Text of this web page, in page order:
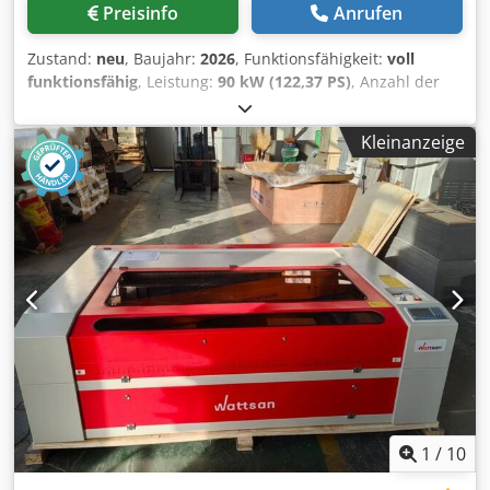
Maschinen; Kühler S&A; IPG-Laser, MAX Photonics, Raycus;
Kompressor; Drehvorrichtung; Spiegel für Lasermaschine.
Service und Lieferung. Unsere Ingenieure und Manager
Bedarf Videounterstützung zu leisten. Außerdem erhalten
Besitzer von Wattsan-Geräten lebenslangen Online-
Support. Virmer ist in den Niederlanden ansässig und
arbeitet in ganz Europa. Virmer ist der offizielle Lieferant
von Wattsan. Wir liefern nicht nur Lasergravierer, sondern
auch Metallschneider, Schweißgeräte, Markierer und
Reinigungsmaschinen. Wattsan ist ein chinesischer
Hersteller, der seit fast 15 Jahren Lasergeräte herstellt und
sich mit Hilfe seiner Kunden ständig weiterentwickelt.
Dank des Feedbacks hat Wattsan über 50
Modernisierungen vorgenommen, die die Maschinen
zuverlässiger, präziser und leistungsfähiger gemacht
haben, so dass Sie Ihr Unternehmen auf ein neues Niveau
heben können. SIE KÖNNEN UNS SCHREIBEN ODER
ANRUFEN! WIR WÄHLEN DIE RICHTIGE MASCHINE FÜR IHRE
AUFGABE AUS Wenn Sie nach einer richtigen Laser- oder
CNC Fräsmaschine suchen, stehen wir gerne zur
Verfügung. Sie finden eine große Auswahl von
Preisinfo Anrufen
Zustand: neu, Baujahr: 2026, Funktionsfähigkeit: voll
funktionsfähig, Leistung: 90 kW (122,37 PS), Anzahl der
110 kg
Tischbreite:400 mm, Ausstattung:CE-Kennzeichnung,
Dokumentation/Handbuch
, Lasergraviermaschine für den
Heimgebrauch und das Hobby. Dieses Tischgerät kann
auch Holz, Papier, Karton, Acryl und Stoff schneiden. Ein
Wattsan СO2-Lasergravierer ist vor allem für das
Schneiden kleiner Werkstücke gedacht. Kompakt,
vertrauenswürdig und präzise - genau das, was Sie
brauchen. Das Graviergerät Wattsan 6040 bearbeitet
Sperrholz, Holz, Kunststoff, Gummi, Leder, Stoff und vieles
mehr. Er kann Materialien bis zu 7-8 mm schneiden. Sie
wird häufig für die Herstellung von Souvenirs, Stempeln,
kleinen Dekorationen usw. verwendet. Für weitere
Informationen können Sie unsere Manager anrufen!
Wattsan 6040 Eigenschaften Arbeitsbereich: 600x400 mm
Laserleistung: 90-100 W Dcjdjh Uc Eropfx Amuek
Absenkungstiefe des Arbeitstisches: 200 mm
Kleinanzeige
1 / 10